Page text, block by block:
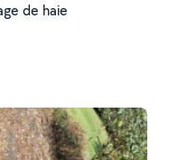
de haie